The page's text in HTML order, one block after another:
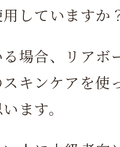
していますか
場合、リアボ
スキンケアを使
ます。